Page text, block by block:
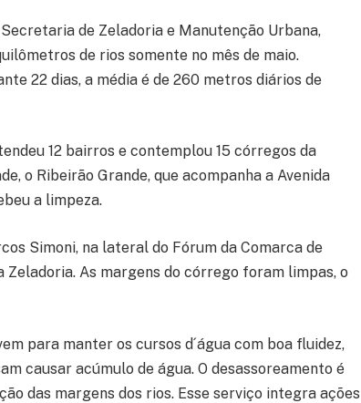
de Zeladoria e Manutenção Urbana,
de rios somente no mês de maio.
22 dias, a média é de 260 metros diários de
12 bairros e contemplou 15 córregos da
o Ribeirão Grande, que acompanha a Avenida
a limpeza.
Simoni, na lateral do Fórum da Comarca de
As margens do córrego foram limpas, o
para manter os cursos d´água com boa fluidez,
causar acúmulo de água. O desassoreamento é
das margens dos rios. Esse serviço integra ações